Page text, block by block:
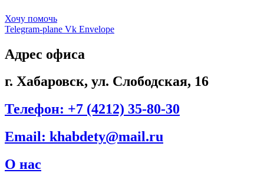
Хочу помочь
Telegram-plane Vk Envelope
Адрес офиса
г. Хабаровск, ул. Слободская, 16
Телефон: +7 (4212) 35-80-30
Email: khabdety@mail.ru
О нас